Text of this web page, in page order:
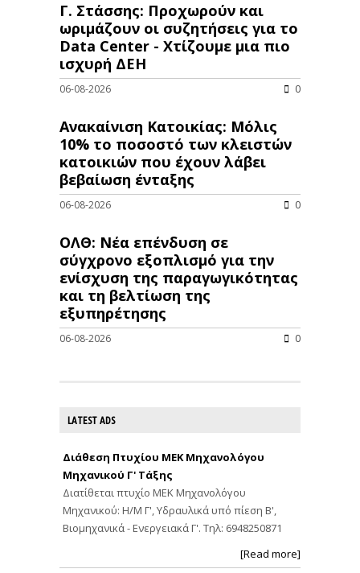
Γ. Στάσσης: Προχωρούν και
ωριμάζουν οι συζητήσεις για το
Data Center - Χτίζουμε μια πιο
ισχυρή ΔΕΗ
06-08-2026 0
Ανακαίνιση Κατοικίας: Μόλις
10% το ποσοστό των κλειστών
κατοικιών που έχουν λάβει
βεβαίωση ένταξης
06-08-2026 0
ΟΛΘ: Νέα επένδυση σε
σύγχρονο εξοπλισμό για την
ενίσχυση της παραγωγικότητας
και τη βελτίωση της
εξυπηρέτησης
06-08-2026 0
LATEST ADS
Διάθεση Πτυχίου ΜΕΚ Μηχανολόγου
Μηχανικού Γ' Τάξης
Διατίθεται πτυχίο ΜΕΚ Μηχανολόγου
Μηχανικού: Η/Μ Γ', Υδραυλικά υπό πίεση Β',
Βιομηχανικά - Ενεργειακά Γ'. Τηλ: 6948250871
[Read more]